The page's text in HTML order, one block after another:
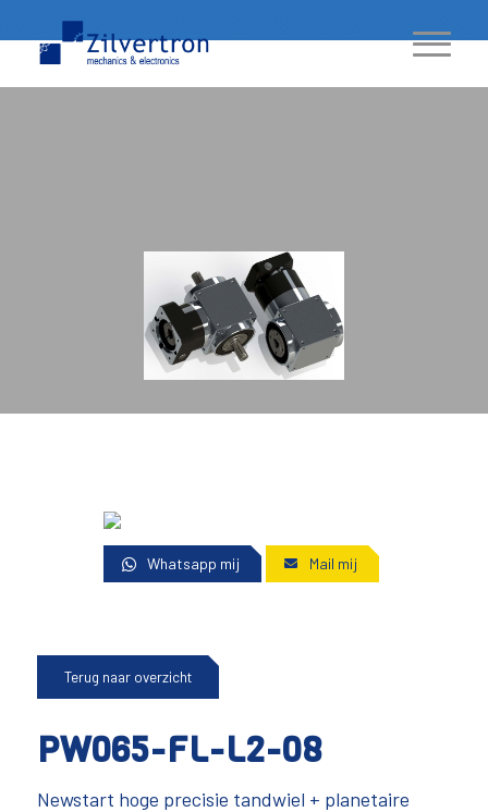
Whatsapp mij Mail mij
Terug naar overzicht
PW065-FL-L2-08
Newstart hoge precisie tandwiel + planetaire